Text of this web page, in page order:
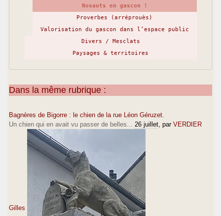
Nosauts en gascon !
Proverbes (arréprouès)
Valorisation du gascon dans l’espace public
Divers / Mesclats
Paysages & territoires
Dans la même rubrique :
Bagnères de Bigorre : le chien de la rue Léon Géruzet.
Un chien qui en avait vu passer de belles...
26 juillet , par VERDIER
Gilles